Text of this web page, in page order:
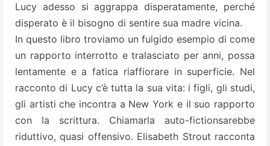
Lucy adesso si aggrappa disperatamente, perché
disperato è il bisogno di sentire sua madre vicina.
In questo libro troviamo un fulgido esempio di come
un rapporto interrotto e tralasciato per anni, possa
lentamente e a fatica riaffiorare in superficie. Nel
racconto di Lucy c’è tutta la sua vita: i figli, gli studi,
gli artisti che incontra a New York e il suo rapporto
con la scrittura. Chiamarla auto-fictionsarebbe
riduttivo, quasi offensivo. Elisabeth Strout racconta